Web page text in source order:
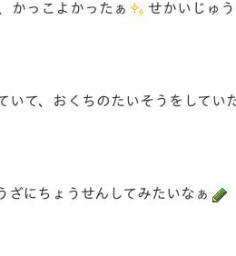
かっこよかったぁ せかいじゅ
いて、おくちのたいそうをしてい
ざにちょうせんしてみたいなぁ